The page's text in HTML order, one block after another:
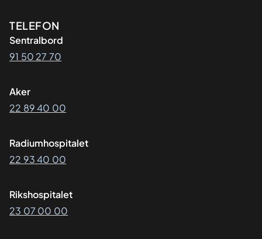
Kontaktinformasjon
TELEFON
Sentralbord
91 50 27 70
Aker
22 89 40 00
Radiumhospitalet
22 93 40 00
Rikshospitalet
23 07 00 00